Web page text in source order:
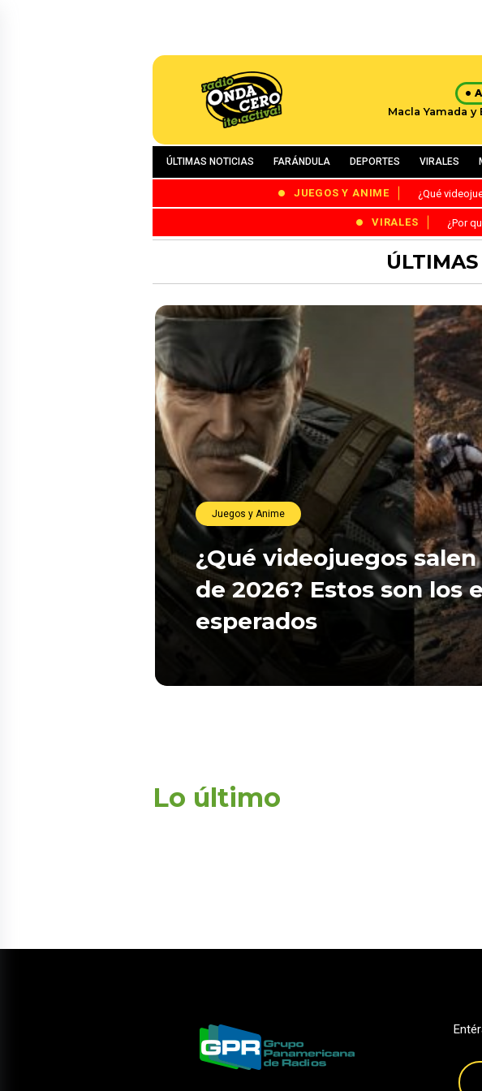
Macla Yamada y
ÚLTIMAS NOTICIAS FARÁNDULA DEPORTES VIRALES
JUEGOS Y ANIME ¿Qué
VIRALES ¿Por
Juegos y Anime
¿Qué videojuegos
de 2026? Estos son los
esperados
Lo último